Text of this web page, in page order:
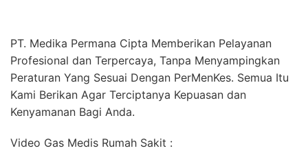
PT. Medika Permana Cipta Memberikan Pelayanan
Profesional dan Terpercaya, Tanpa Menyampingkan
Peraturan Yang Sesuai Dengan PerMenKes. Semua Itu
Kami Berikan Agar Terciptanya Kepuasan dan
Kenyamanan Bagi Anda.
Video Gas Medis Rumah Sakit :